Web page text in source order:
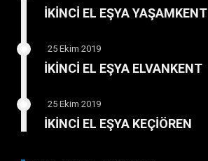
İKİNCİ EL EŞYA YAŞAMKENT
25 Ekim 2019
İKİNCİ EL EŞYA ELVANKENT
25 Ekim 2019
İKİNCİ EL EŞYA KEÇİÖREN